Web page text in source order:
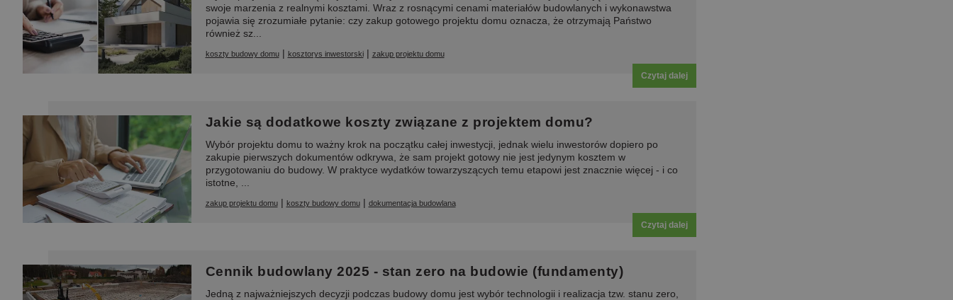
swoje marzenia z realnymi kosztami. Wraz z rosnącymi cenami materiałów budowlanych i wykonawstwa
pojawia się zrozumiałe pytanie: czy zakup gotowego projektu domu oznacza, że otrzymają Państwo
również sz...
koszty budowy domu| kosztorys inwestorski| zakup projektu domu
Czytaj dalej
Jakie są dodatkowe koszty związane z projektem domu?
Wybór projektu domu to ważny krok na początku całej inwestycji, jednak wielu inwestorów dopiero po
zakupie pierwszych dokumentów odkrywa, że sam projekt gotowy nie jest jedynym kosztem w
przygotowaniu do budowy. W praktyce wydatków towarzyszących temu etapowi jest znacznie więcej - i co
istotne, ...
zakup projektu domu| koszty budowy domu| dokumentacja budowlana
Czytaj dalej
Cennik budowlany 2025 - stan zero na budowie (fundamenty)
Jedną z najważniejszych decyzji podczas budowy domu jest wybór technologii i realizacja tzw. stanu zero,